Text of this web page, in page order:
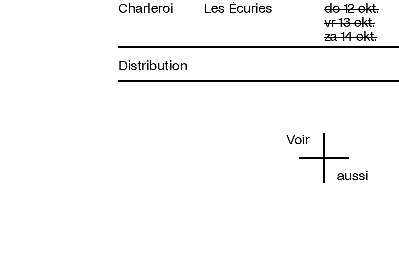
Charleroi Les Écuries do 12 okt.
vr 13 okt.
za 14 okt.
Distribution
Voir
aussi